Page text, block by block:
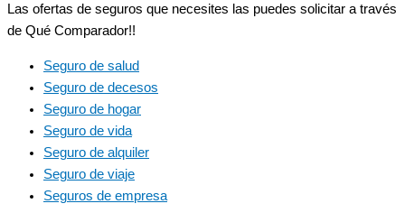
Las ofertas de seguros que necesites las puedes solicitar a través
de Qué Comparador!!
Seguro de salud
Seguro de decesos
Seguro de hogar
Seguro de vida
Seguro de alquiler
Seguro de viaje
Seguros de empresa